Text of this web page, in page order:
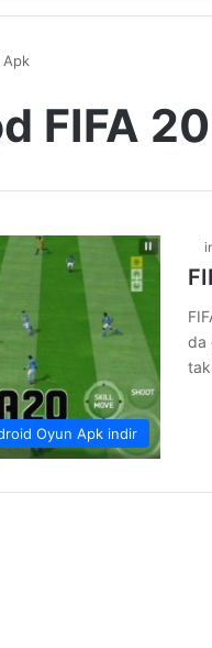
Apk
FIFA
Oyun Apk indir
da